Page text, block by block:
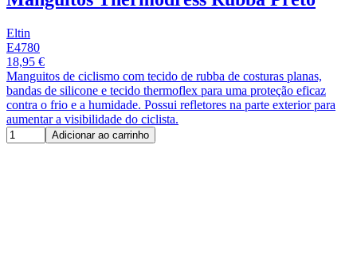
Eltin
E4780
18,95 €
Manguitos de ciclismo com tecido de rubba de costuras planas,
bandas de silicone e tecido thermoflex para uma proteção eficaz
contra o frio e a humidade. Possui refletores na parte exterior para
aumentar a visibilidade do ciclista.
Adicionar ao carrinho